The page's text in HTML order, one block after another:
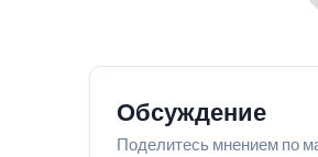
Обсуждение
Поделитесь мнением по